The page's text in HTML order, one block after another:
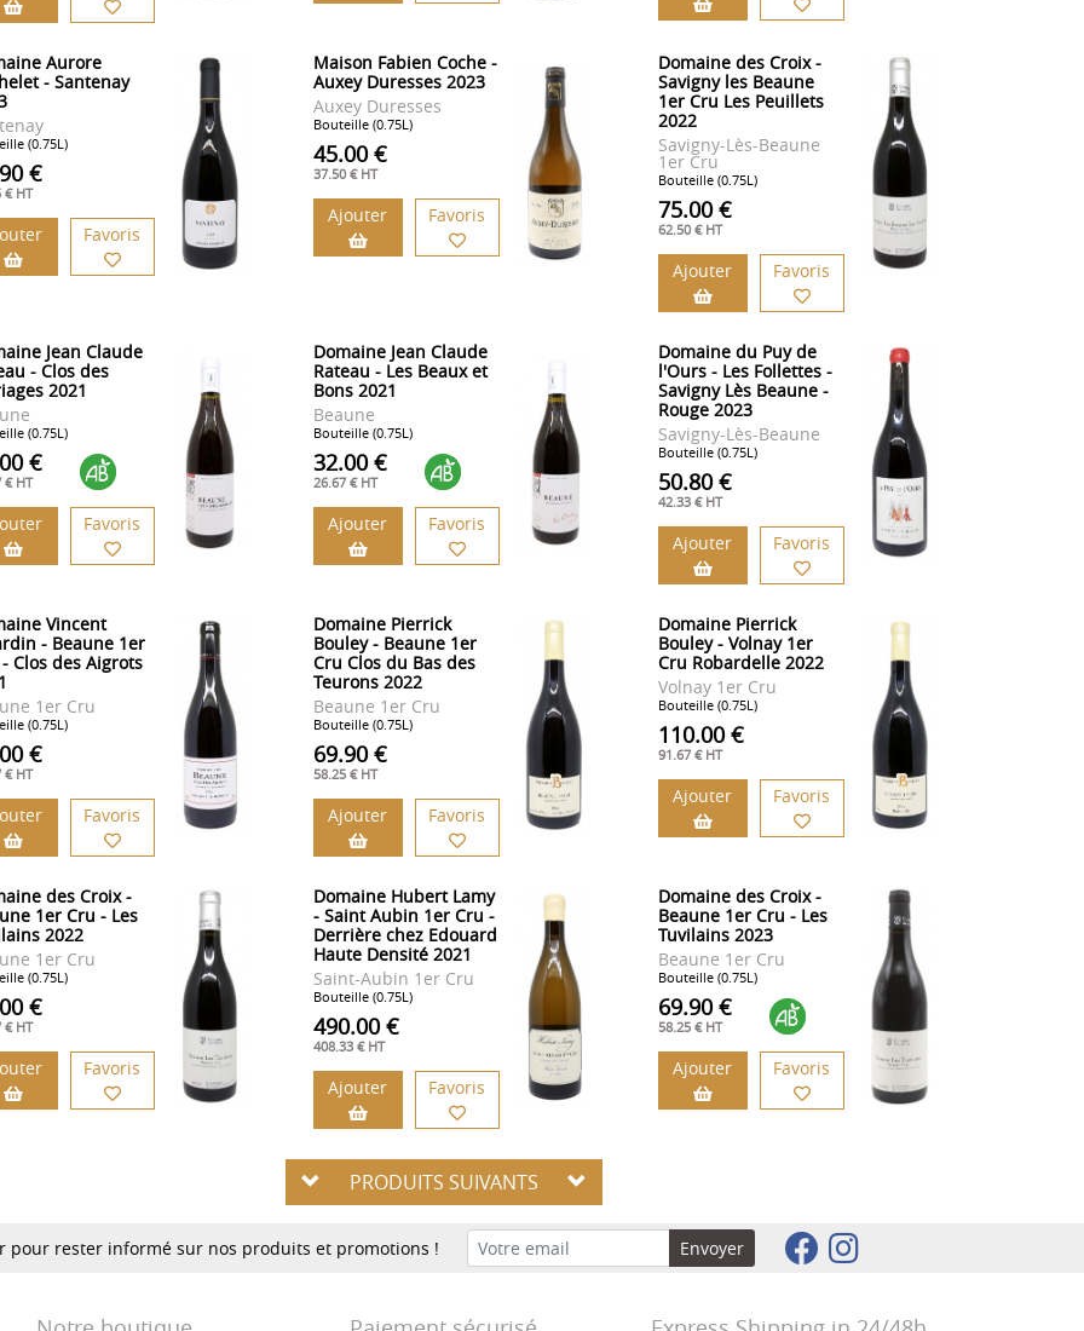
Aurore
- Santenay
(0.75L)
€
€ HT
Favoris
Maison Fabien Coche -
Auxey Duresses 2023
Auxey Duresses
Bouteille (0.75L)
45.00 €
37.50 € HT
Ajouter Favoris
Domaine des Croix -
Savigny les Beaune
1er Cru Les Peuillets
2022
Savigny-Lès-Beaune
1er Cru
Bouteille (0.75L)
75.00 €
62.50 € HT
Ajouter Favoris
Jean Claude
- Clos des
2021
(0.75L)
€
€ HT
Favoris
Domaine Jean Claude
Rateau - Les Beaux et
Bons 2021
Beaune
Bouteille (0.75L)
32.00 €
26.67 € HT
Ajouter Favoris
Domaine du Puy de
l'Ours - Les Follettes -
Savigny Lès Beaune -
Rouge 2023
Savigny-Lès-Beaune
Bouteille (0.75L)
50.80 €
42.33 € HT
Ajouter Favoris
Vincent
- Beaune 1er
Clos des Aigrots
1er Cru
(0.75L)
€
€ HT
Favoris
Domaine Pierrick
Bouley - Beaune 1er
Cru Clos du Bas des
Teurons 2022
Beaune 1er Cru
Bouteille (0.75L)
69.90 €
58.25 € HT
Ajouter Favoris
Domaine Pierrick
Bouley - Volnay 1er
Cru Robardelle 2022
Volnay 1er Cru
Bouteille (0.75L)
110.00 €
91.67 € HT
Ajouter Favoris
des Croix -
1er Cru - Les
2022
1er Cru
(0.75L)
€
€ HT
Favoris
Domaine Hubert Lamy
- Saint Aubin 1er Cru -
Derrière chez Edouard
Haute Densité 2021
Saint-Aubin 1er Cru
Bouteille (0.75L)
490.00 €
408.33 € HT
Ajouter Favoris
Domaine des Croix -
Beaune 1er Cru - Les
Tuvilains 2023
Beaune 1er Cru
Bouteille (0.75L)
69.90 €
58.25 € HT
Ajouter Favoris
PRODUITS SUIVANTS
pour rester informé sur nos produits et promotions ! Envoyer